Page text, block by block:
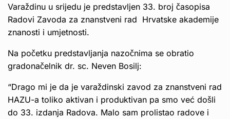
Varaždinu u srijedu je predstavljen 33. broj časopisa
Radovi Zavoda za znanstveni rad Hrvatske akademije
znanosti i umjetnosti.
Na početku predstavljanja nazočnima se obratio
gradonačelnik dr. sc. Neven Bosilj:
“Drago mi je da je varaždinski zavod za znanstveni rad
HAZU-a toliko aktivan i produktivan pa smo već došli
do 33. izdanja Radova. Malo sam prolistao radove i